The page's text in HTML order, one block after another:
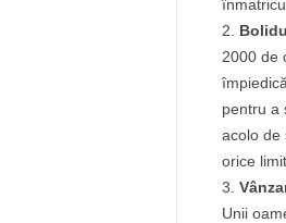
2000 de
pentru a
acolo de
orice
Unii